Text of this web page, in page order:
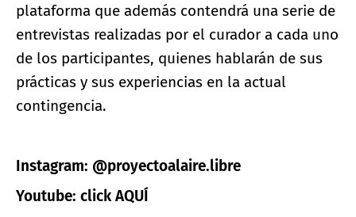
plataforma que además contendrá una serie de
entrevistas realizadas por el curador a cada uno
de los participantes, quienes hablarán de sus
prácticas y sus experiencias en la actual
contingencia.
Instagram: @proyectoalaire.libre
Youtube: click AQUÍ